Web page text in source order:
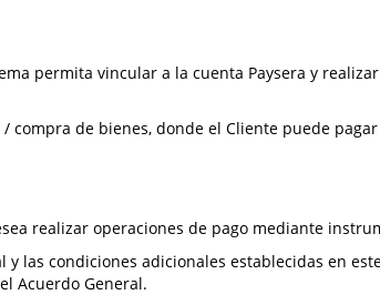
permita vincular a la cuenta Paysera y
compra de bienes, donde el Cliente puede
realizar operaciones de pago mediante
las condiciones adicionales establecidas en
Acuerdo General.